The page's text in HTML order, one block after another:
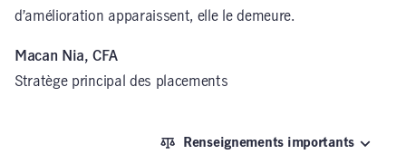
d’amélioration apparaissent, elle le demeure.
Macan Nia, CFA
Stratège principal des placements
Renseignements importants